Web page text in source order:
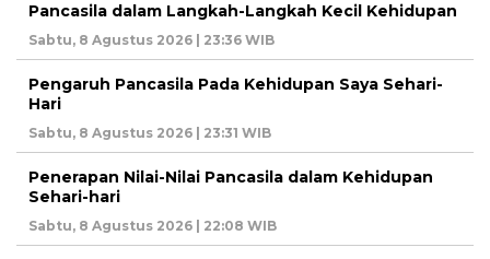
Pancasila dalam Langkah-Langkah Kecil Kehidupan
Sabtu, 8 Agustus 2026 | 23:36 WIB
Pengaruh Pancasila Pada Kehidupan Saya Sehari-
Hari
Sabtu, 8 Agustus 2026 | 23:31 WIB
Penerapan Nilai-Nilai Pancasila dalam Kehidupan
Sehari-hari
Sabtu, 8 Agustus 2026 | 22:08 WIB